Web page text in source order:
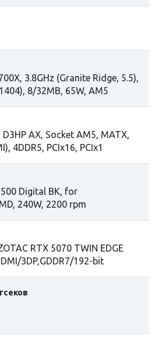
3.8GHz (Granite Ridge, 5.5),
8/32MB, 65W, AM5
AX, Socket AM5, MATX,
4DDR5, PCIx16, PCIx1
Digital BK, for
240W, 2200 rpm
RTX 5070 TWIN EDGE
3DP,GDDR7/192-bit